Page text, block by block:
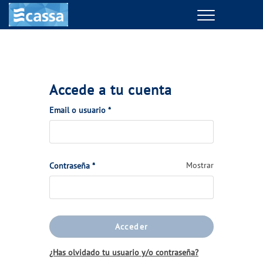
Menu
TU SERVICIO
VER TODAS LAS GESTIONES
TU AGUA
CONÓCENOS
Accede a tu cuenta
Email o usuario *(Obligatorio)
Contraseña *(Obligatorio) Mostrar
Acceder
¿Has olvidado tu usuario y/o contraseña?